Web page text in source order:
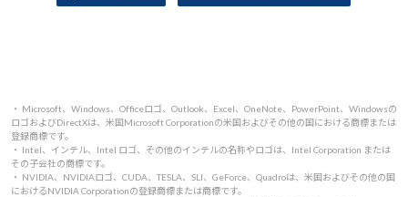
・ Microsoft、Windows、Officeロゴ、Outlook、Excel、OneNote、PowerPoint、Windowsの
ロゴおよびDirectXは、米国Microsoft Corporationの米国およびその他の国における商標または
登録商標です。
・ Intel、インテル、Intel ロゴ、その他のインテルの名称やロゴは、Intel Corporation または
その子会社の商標です。
・ NVIDIA、NVIDIAロゴ、CUDA、TESLA、SLI、GeForce、Quadroは、米国およびその他の国
におけるNVIDIA Corporationの登録商標または商標です。